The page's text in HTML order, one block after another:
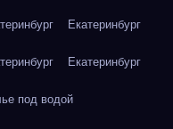
Екатеринбург
Екатеринбург
под водой